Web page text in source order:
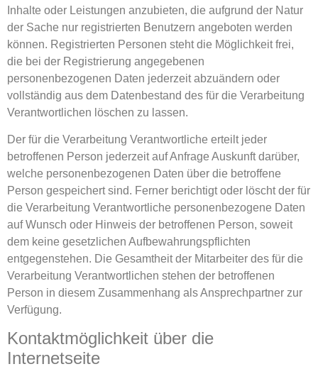
Inhalte oder Leistungen anzubieten, die aufgrund der Natur
der Sache nur registrierten Benutzern angeboten werden
können. Registrierten Personen steht die Möglichkeit frei,
die bei der Registrierung angegebenen
personenbezogenen Daten jederzeit abzuändern oder
vollständig aus dem Datenbestand des für die Verarbeitung
Verantwortlichen löschen zu lassen.
Der für die Verarbeitung Verantwortliche erteilt jeder
betroffenen Person jederzeit auf Anfrage Auskunft darüber,
welche personenbezogenen Daten über die betroffene
Person gespeichert sind. Ferner berichtigt oder löscht der für
die Verarbeitung Verantwortliche personenbezogene Daten
auf Wunsch oder Hinweis der betroffenen Person, soweit
dem keine gesetzlichen Aufbewahrungspflichten
entgegenstehen. Die Gesamtheit der Mitarbeiter des für die
Verarbeitung Verantwortlichen stehen der betroffenen
Person in diesem Zusammenhang als Ansprechpartner zur
Verfügung.
Kontaktmöglichkeit über die
Internetseite